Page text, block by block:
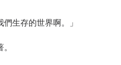
生存的世界啊。」